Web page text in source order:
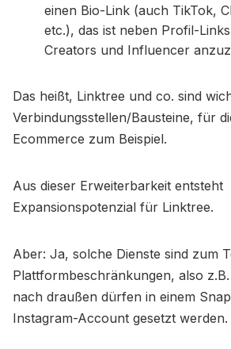
einen Bio-Link (auch TikTok,
etc.), das ist neben Profil-
Creators und Influencer
Das heißt, Linktree und co. sind
Verbindungsstellen/Bausteine, für
Ecommerce zum Beispiel.
Aus dieser Erweiterbarkeit entsteht
Expansionspotenzial für Linktree.
Aber: Ja, solche Dienste sind zum
Plattformbeschränkungen, also
nach draußen dürfen in einem
Instagram-Account gesetzt werden.